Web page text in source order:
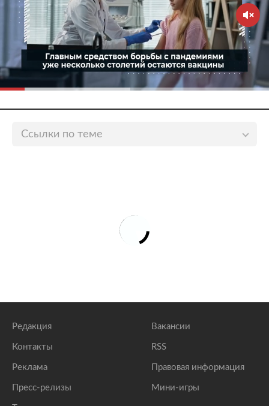
Ссылки по теме
Попова назвала единственный регион России с
Редакция
Контакты
Реклама
Пресс-релизы
Вакансии
RSS
Правовая информация
Мини-игры